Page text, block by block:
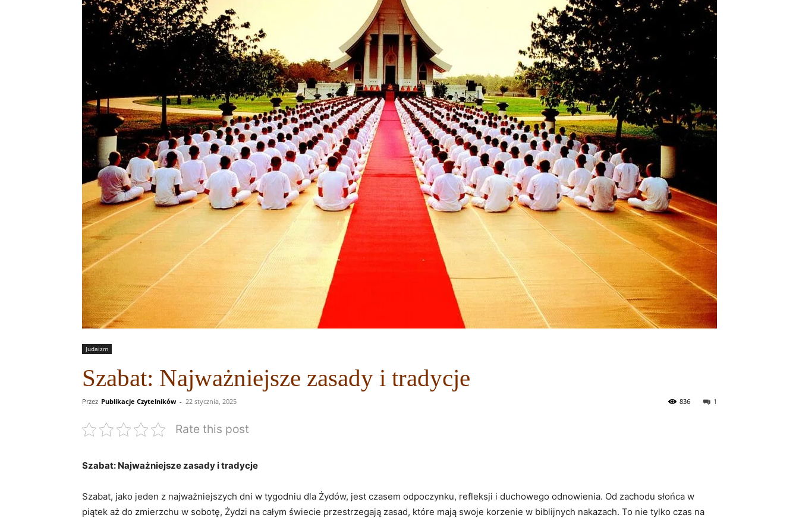
Judaizm
Szabat: Najważniejsze zasady i tradycje
Przez Publikacje Czytelników - 22 stycznia, 2025 1
836
Rate this post
Szabat: Najważniejsze zasady i tradycje
Szabat, jako jeden z najważniejszych dni w tygodniu dla Żydów, jest czasem odpoczynku, refleksji i duchowego odnowienia. Od zachodu słońca w
piątek aż do zmierzchu w sobotę, Żydzi na całym świecie przestrzegają zasad, które mają swoje korzenie w biblijnych nakazach. To nie tylko czas na